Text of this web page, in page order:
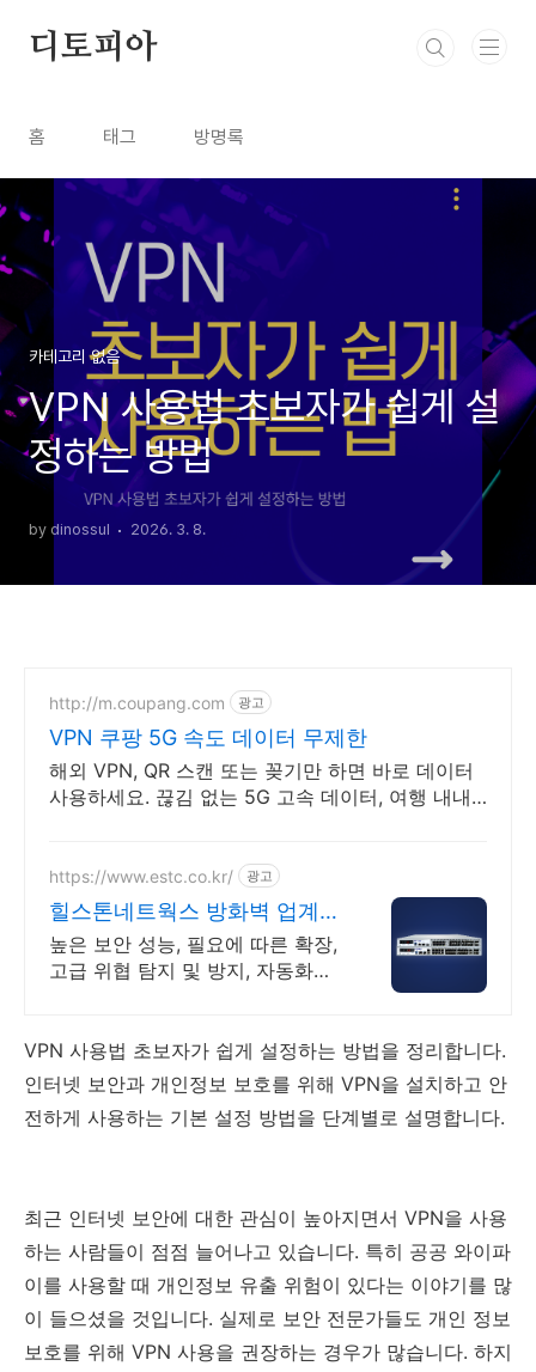
디토피아
홈 태그 방명록
카테고리 없음
VPN 사용법 초보자가 쉽게 설
정하는 방법
by dinossul 2026. 3. 8.
http://m.coupang.com 광고
VPN 쿠팡 5G 속도 데이터 무제한
해외 VPN, QR 스캔 또는 꽂기만 하면 바로 데이터
사용하세요. 끊김 없는 5G 고속 데이터, 여행 내내
https://www.estc.co.kr/ 광고
힐스톤네트웍스 방화벽 업계
최고의 가성비
높은 보안 성능, 필요에 따른 확장,
고급 위협 탐지 및 방지, 자동화된
능 제공
VPN 사용법 초보자가 쉽게 설정하는 방법을 정리합니다.
인터넷 보안과 개인정보 보호를 위해 VPN을 설치하고 안
전하게 사용하는 기본 설정 방법을 단계별로 설명합니다.
최근 인터넷 보안에 대한 관심이 높아지면서 VPN을 사용
하는 사람들이 점점 늘어나고 있습니다. 특히 공공 와이파
이를 사용할 때 개인정보 유출 위험이 있다는 이야기를 많
이 들으셨을 것입니다. 실제로 보안 전문가들도 개인 정보
보호를 위해 VPN 사용을 권장하는 경우가 많습니다. 하지